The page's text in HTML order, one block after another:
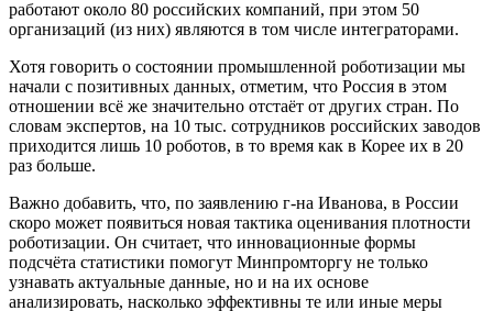
работают около 80 российских компаний, при этом 50
организаций (из них) являются в том числе интеграторами.
Хотя говорить о состоянии промышленной роботизации мы
начали с позитивных данных, отметим, что Россия в этом
отношении всё же значительно отстаёт от других стран. По
словам экспертов, на 10 тыс. сотрудников российских заводов
приходится лишь 10 роботов, в то время как в Корее их в 20
раз больше.
Важно добавить, что, по заявлению г-на Иванова, в России
скоро может появиться новая тактика оценивания плотности
роботизации. Он считает, что инновационные формы
подсчёта статистики помогут Минпромторгу не только
узнавать актуальные данные, но и на их основе
анализировать, насколько эффективны те или иные меры